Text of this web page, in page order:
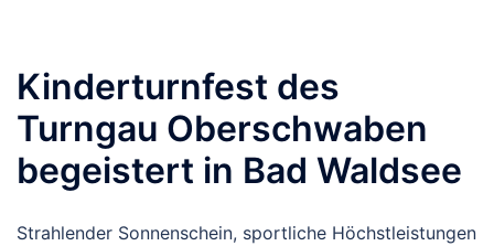
Kinderturnfest des
Turngau Oberschwaben
begeistert in Bad Waldsee
Strahlender Sonnenschein, sportliche Höchstleistungen